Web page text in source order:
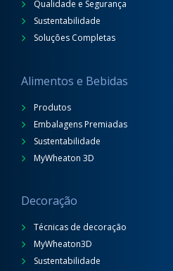
Qualidade e Segurança
Sustentabilidade
Soluções Completas
Alimentos e Bebidas
Produtos
Embalagens Premiadas
Sustentabilidade
MyWheaton 3D
Decoração
Técnicas de decoração
MyWheaton3D
Sustentabilidade